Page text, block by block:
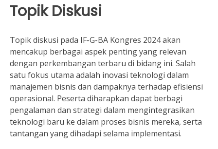
Topik Diskusi
Topik diskusi pada IF-G-BA Kongres 2024 akan
mencakup berbagai aspek penting yang relevan
dengan perkembangan terbaru di bidang ini. Salah
satu fokus utama adalah inovasi teknologi dalam
manajemen bisnis dan dampaknya terhadap efisiensi
operasional. Peserta diharapkan dapat berbagi
pengalaman dan strategi dalam mengintegrasikan
teknologi baru ke dalam proses bisnis mereka, serta
tantangan yang dihadapi selama implementasi.